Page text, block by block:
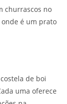
churrascos no
onde é um prato
de boi
uma oferece